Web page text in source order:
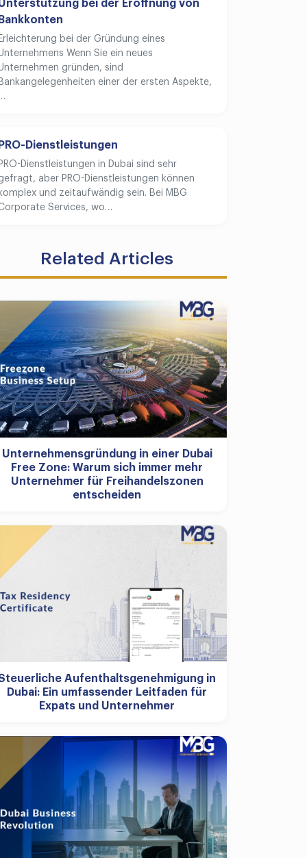
bei der Eröffnung von
bei der Gründung eines
Wenn Sie ein neues
gründen, sind
einer der ersten Aspekte,
Dienstleistungen
Dienstleistungen in Dubai sind sehr
aber PRO-Dienstleistungen können
und zeitaufwändig sein. Bei MBG
Services, wo…
Related Articles
Unternehmensgründung in einer Dubai
Free Zone: Warum sich immer mehr
Unternehmer für Freihandelszonen
entscheiden
Aufenthaltsgenehmigung in
Dubai: Ein umfassender Leitfaden für
Expats und Unternehmer